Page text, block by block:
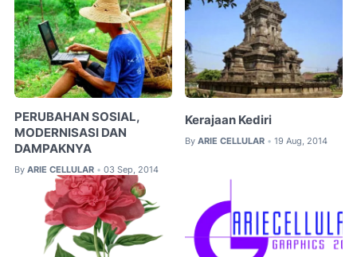
PERUBAHAN SOSIAL,
MODERNISASI DAN
DAMPAKNYA
By ARIE CELLULAR • 03 Sep, 2014
Kerajaan Kediri
By ARIE CELLULAR • 19 Aug, 2014